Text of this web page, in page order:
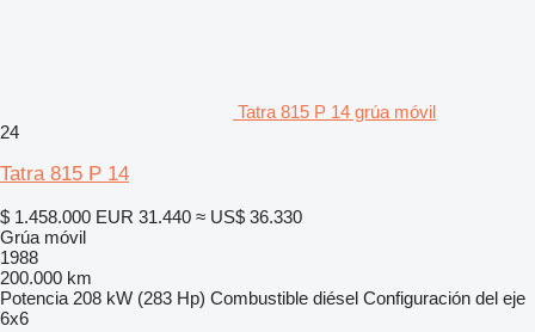
Tatra 815 P 14 grúa móvil
24
Tatra 815 P 14
$ 1.458.000 EUR 31.440 ≈ US$ 36.330
Grúa móvil
1988
200.000 km
Potencia 208 kW (283 Hp) Combustible diésel Configuración del eje
6x6